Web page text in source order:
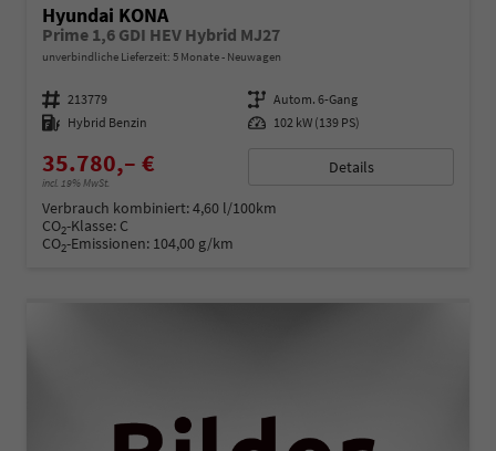
Hyundai KONA
Prime 1,6 GDI HEV Hybrid MJ27
unverbindliche Lieferzeit: 5 Monate Neuwagen
Fahrzeugnummer 213779 Getriebe Autom. 6-Gang
Kraftstoff Hybrid Benzin Leistung 102 kW (139 PS)
35.780,– €
incl. 19% MwSt.
Details
Verbrauch kombiniert:4,60 l/100km
CO2-Klasse: C
CO2-Emissionen: 104,00 g/km